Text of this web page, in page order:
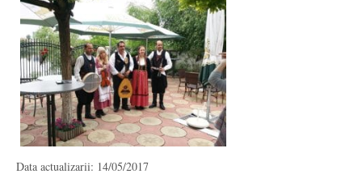
Data actualizarii: 14/05/2017